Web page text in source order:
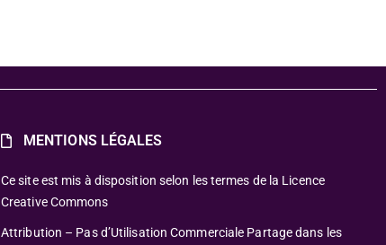
MENTIONS LÉGALES
Ce site est mis à disposition selon les termes de la Licence
Creative Commons
Attribution – Pas d’Utilisation Commerciale Partage dans les